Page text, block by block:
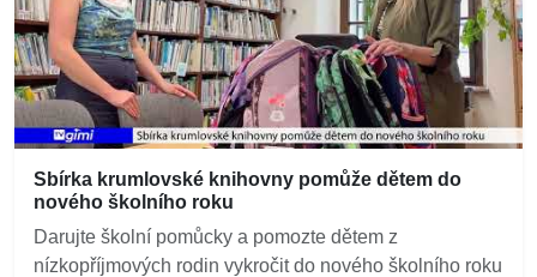
Sbírka krumlovské knihovny pomůže dětem do
nového školního roku
Darujte školní pomůcky a pomozte dětem z
nízkopříjmových rodin vykročit do nového školního roku